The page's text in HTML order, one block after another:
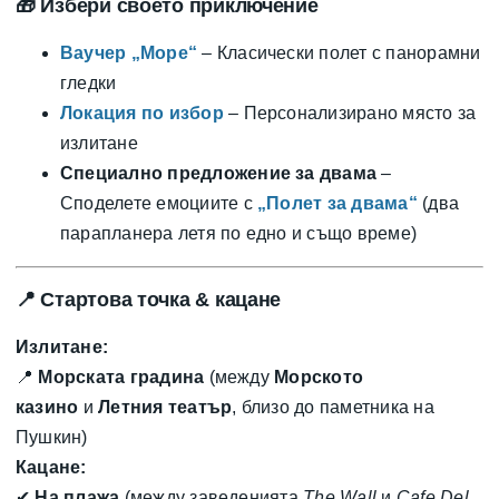
🎁 Избери своето приключение
Ваучер „Море“ – Класически полет с панорамни
гледки
Локация по избор – Персонализирано място за
излитане
Специално предложение за двама –
Споделете емоциите с „Полет за двама“ (два
парапланера летя по едно и също време)
📍Стартова точка & кацане
Излитане:
📍 Морската градина (между Морското
казино иЛетния театър, близо до паметника на
Пушкин)
Кацане: